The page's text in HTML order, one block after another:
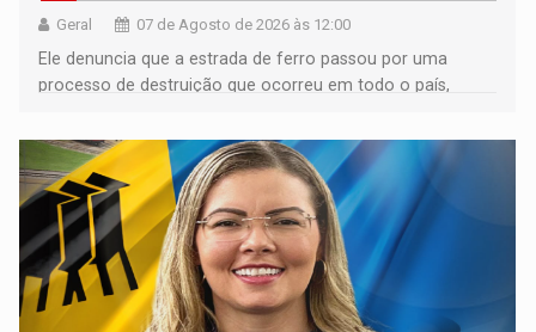
Geral 07 de Agosto de 2026 às 12:00
Ele denuncia que a estrada de ferro passou por uma
processo de destruição que ocorreu em todo o país,